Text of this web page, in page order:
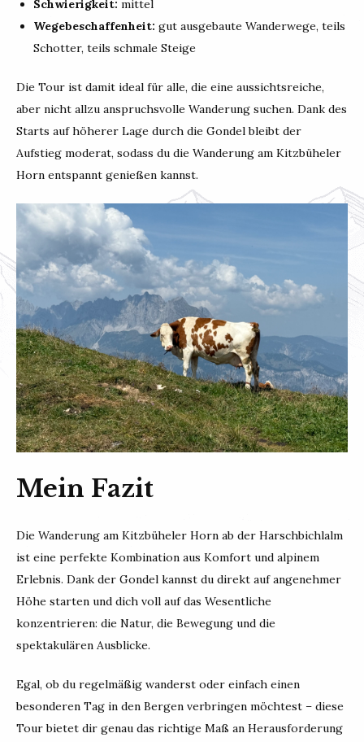
Schwierigkeit: mittel
Wegebeschaffenheit: gut ausgebaute Wanderwege, teils
Schotter, teils schmale Steige
Die Tour ist damit ideal für alle, die eine aussichtsreiche,
aber nicht allzu anspruchsvolle Wanderung suchen. Dank des
Starts auf höherer Lage durch die Gondel bleibt der
Aufstieg moderat, sodass du die Wanderung am Kitzbüheler
Horn entspannt genießen kannst.
Mein Fazit
Die Wanderung am Kitzbüheler Horn ab der Harschbichlalm
ist eine perfekte Kombination aus Komfort und alpinem
Erlebnis. Dank der Gondel kannst du direkt auf angenehmer
Höhe starten und dich voll auf das Wesentliche
konzentrieren: die Natur, die Bewegung und die
spektakulären Ausblicke.
Egal, ob du regelmäßig wanderst oder einfach einen
besonderen Tag in den Bergen verbringen möchtest – diese
Tour bietet dir genau das richtige Maß an Herausforderung